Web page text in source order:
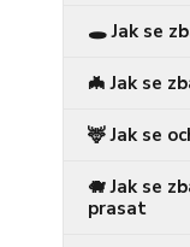
🕳️ Jak se
🦇 Jak se
🦌 Jak se
🐗 Jak se
prasat